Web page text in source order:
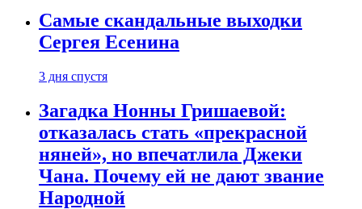
Самые скандальные выходки
Сергея Есенина
3 дня спустя
Загадка Нонны Гришаевой:
отказалась стать «прекрасной
няней», но впечатлила Джеки
Чана. Почему ей не дают звание
Народной